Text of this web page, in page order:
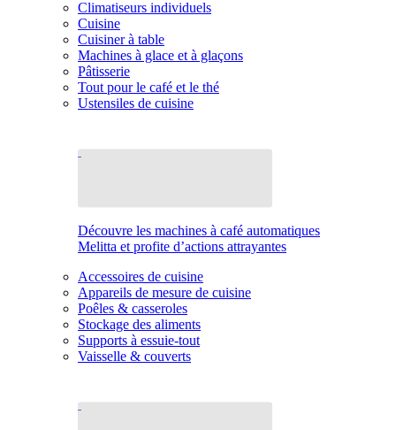
Climatiseurs individuels
Cuisine
Cuisiner à table
Machines à glace et à glaçons
Pâtisserie
Tout pour le café et le thé
Ustensiles de cuisine
Découvre les machines à café automatiques
Melitta et profite d’actions attrayantes
Accessoires de cuisine
Appareils de mesure de cuisine
Poêles & casseroles
Stockage des aliments
Supports à essuie-tout
Vaisselle & couverts